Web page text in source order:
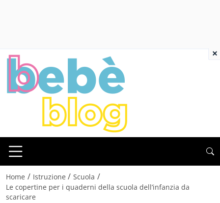
Home / Istruzione / Scuola /
Le copertine per i quaderni della scuola dell’infanzia da
scaricare
×